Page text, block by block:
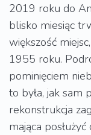
2019 roku do
blisko miesiąc
większość
1955 roku.
pominięciem
to była, jak sam
rekonstrukcja
mająca